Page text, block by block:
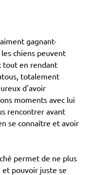
gagnant-
chiens peuvent
tout en rendant
totalement
d'avoir
moments avec lui
rencontrer avant
se connaître et avoir
permet de ne plus
et pouvoir juste se